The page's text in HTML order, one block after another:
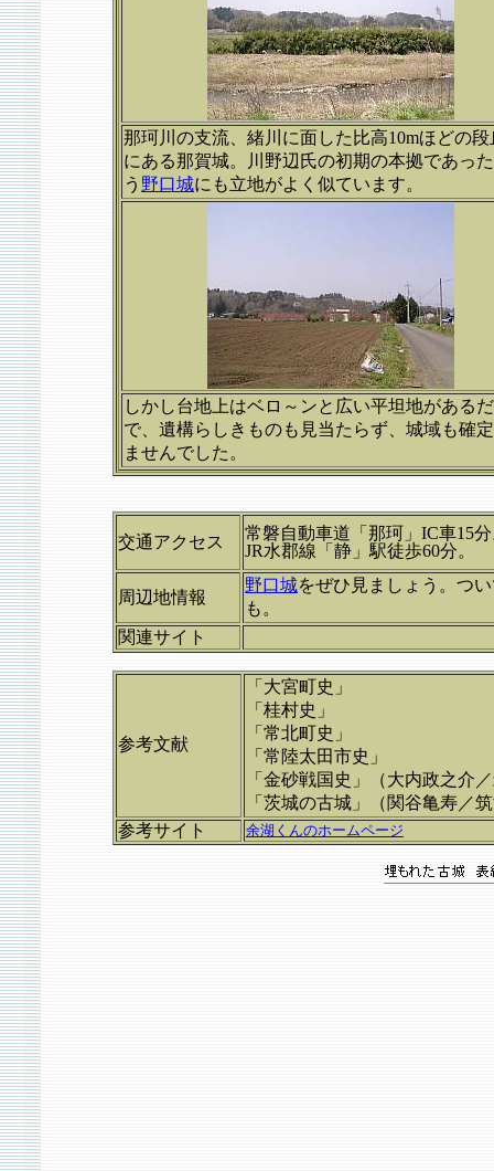
那珂川の支流、緒川に面した比高10mほどの段
にある那賀城。川野辺氏の初期の本拠であっ
う 野口城にも立地がよく似ています。
しかし台地上はベロ～ンと広い平坦地がある
で、遺構らしきものも見当たらず、城域も確
ませんでした。
交通アクセス
常磐自動車道「那珂」IC車15
JR水郡線「静」駅徒歩60分。
周辺地情報
野口城をぜひ見ましょう。つ
も。
関連サイト
参考文献
「大宮町史」
「桂村史」
「常北町史」
「常陸太田市史」
「金砂戦国史」（大内政之介
「茨城の古城」（関谷亀寿／
参考サイト
余湖くんのホームページ